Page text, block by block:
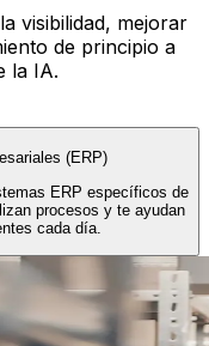
visibilidad, mejorar
de principio a
la IA.
(ERP)
ERP específicos de
procesos y te ayudan
cada día.